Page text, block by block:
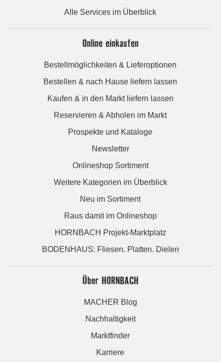
Alle Services im Überblick
Online einkaufen
Bestellmöglichkeiten & Lieferoptionen
Bestellen & nach Hause liefern lassen
Kaufen & in den Markt liefern lassen
Reservieren & Abholen im Markt
Prospekte und Kataloge
Newsletter
Onlineshop Sortiment
Weitere Kategorien im Überblick
Neu im Sortiment
Raus damit im Onlineshop
HORNBACH Projekt-Marktplatz
BODENHAUS: Fliesen. Platten. Dielen
Über HORNBACH
MACHER Blog
Nachhaltigkeit
Marktfinder
Karriere